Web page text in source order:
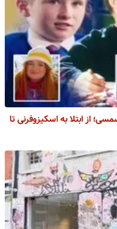
از ابتلا به اسکیزوفرنی تا